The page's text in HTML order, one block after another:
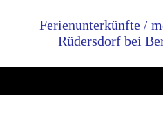
Ferienunterkünfte /
Rüdersdorf bei